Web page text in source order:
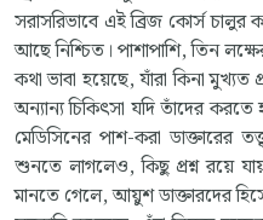
সরাসরিভাবে এই ব্রিজ কোর্স চালুর
আছে নিশ্চিত। পাশাপাশি, তিন লক্ষের
কথা ভাবা হয়েছে, যাঁরা কিনা মুখ্যত
অন্যান্য চিকিৎসা যদি তাঁদের করতে
মেডিসিনের পাশ-করা ডাক্তারের
শুনতে লাগলেও, কিছু প্রশ্ন রয়ে
মানতে গেলে, আয়ুশ ডাক্তারদের